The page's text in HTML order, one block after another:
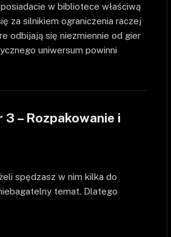
w bibliotece właściwą
za silnikiem ograniczenia raczej
odbijają się niezmiennie od gier
uniwersum powinni
– Rozpakowanie i
spędzasz w nim kilka do
temat. Dlatego